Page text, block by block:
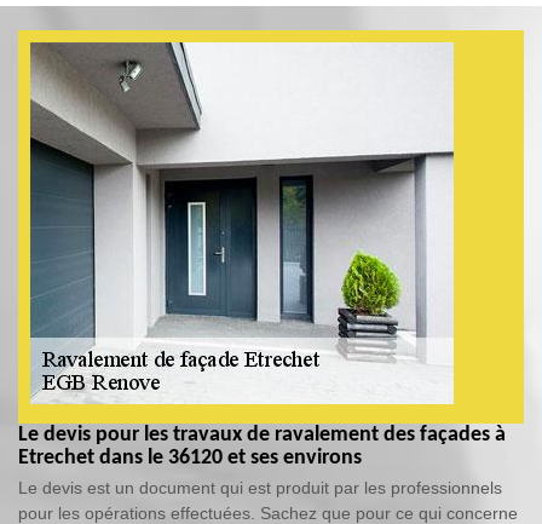
Le devis pour les travaux de ravalement des façades à
Etrechet dans le 36120 et ses environs
Le devis est un document qui est produit par les professionnels
pour les opérations effectuées. Sachez que pour ce qui concerne